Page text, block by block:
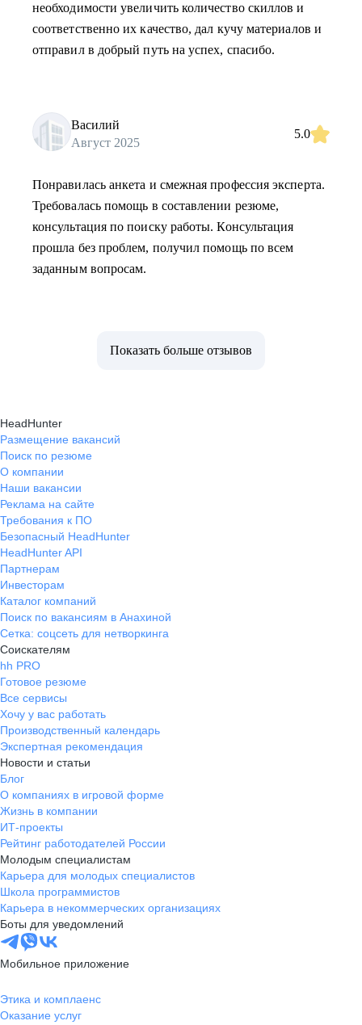
необходимости увеличить количество скиллов и
соответственно их качество, дал кучу материалов и
отправил в добрый путь на успех, спасибо.
Василий
Август 2025
5.0
Понравилась анкета и смежная профессия эксперта.
Требовалась помощь в составлении резюме,
консультация по поиску работы. Консультация
прошла без проблем, получил помощь по всем
заданным вопросам.
Показать больше отзывов
HeadHunter
Размещение вакансий
Поиск по резюме
О компании
Наши вакансии
Реклама на сайте
Требования к ПО
Безопасный HeadHunter
HeadHunter API
Партнерам
Инвесторам
Каталог компаний
Поиск по вакансиям в Анахиной
Сетка: соцсеть для нетворкинга
Соискателям
hh PRO
Готовое резюме
Все сервисы
Хочу у вас работать
Производственный календарь
Экспертная рекомендация
Новости и статьи
Блог
О компаниях в игровой форме
Жизнь в компании
ИТ-проекты
Рейтинг работодателей России
Молодым специалистам
Карьера для молодых специалистов
Школа программистов
Карьера в некоммерческих организациях
Боты для уведомлений
Мобильное приложение
Этика и комплаенс
Оказание услуг